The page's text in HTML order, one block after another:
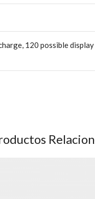
120 possible